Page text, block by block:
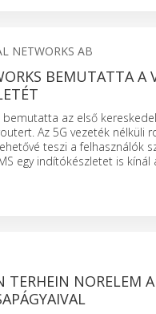
NETWORKS AB
BEMUTATTA A
bemutatta az első
Az 5G vezeték nélküli
teszi a felhasználók
egy indítókészletet is
TERHEIN NORELEM